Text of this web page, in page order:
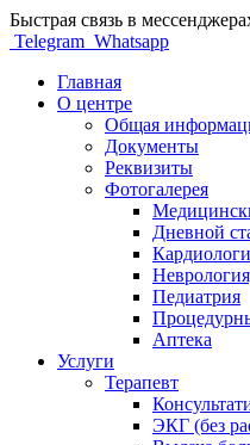
Быстрая связь в
Telegram Whatsapp
Главная
О центре
Общая
Документы
Реквизиты
Фотогалерея
Дневной
Педиатрия
Аптека
Услуги
Терапевт
ЭКГ (без